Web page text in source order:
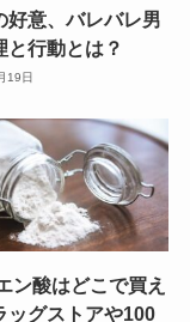
好意、バレバレ男
と行動とは？
19日
ン酸はどこで買え
ッグストアや100